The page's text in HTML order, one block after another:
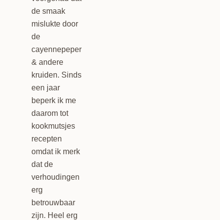
de smaak
mislukte door
de
cayennepeper
& andere
kruiden. Sinds
een jaar
beperk ik me
daarom tot
kookmutsjes
recepten
omdat ik merk
dat de
verhoudingen
erg
betrouwbaar
zijn. Heel erg